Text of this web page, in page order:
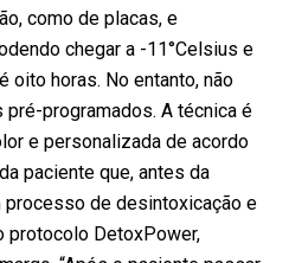
como de placas, e
chegar a -11°Celsius e
oito horas. No entanto, não
programados. A técnica é
e personalizada de acordo
paciente que, antes da
processo de desintoxicação e
protocolo DetoxPower,